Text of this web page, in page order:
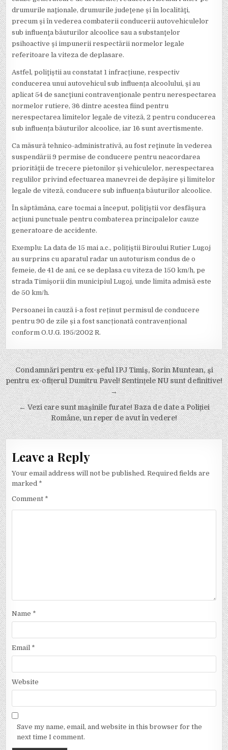
drumurile naţionale, drumurile judeţene şi în localităţi,
precum şi în vederea combaterii conducerii autovehiculelor
sub influenţa băuturilor alcoolice sau a substanţelor
psihoactive şi impunerii respectării normelor legale
referitoare la viteza de deplasare.
Astfel, poliţiştii au constatat 1 infracțiune, respectiv
conducerea unui autovehicul sub influența alcoolului, și au
aplicat 54 de sancţiuni contravenţionale pentru nerespectarea
normelor rutiere, 36 dintre acestea fiind pentru
nerespectarea limitelor legale de viteză, 2 pentru conducerea
sub influența băuturilor alcoolice, iar 16 sunt avertismente.
Ca măsură tehnico-administrativă, au fost reţinute în vederea
suspendării 9 permise de conducere pentru neacordarea
priorităţii de trecere pietonilor şi vehiculelor, nerespectarea
regulilor privind efectuarea manevrei de depăşire şi limitelor
legale de viteză, conducere sub influența băuturilor alcoolice.
În săptămâna, care tocmai a început, poliţiştii vor desfăşura
acţiuni punctuale pentru combaterea principalelor cauze
generatoare de accidente.
Exemplu: La data de 15 mai a.c., polițiștii Biroului Rutier Lugoj
au surprins cu aparatul radar un autoturism condus de o
femeie, de 41 de ani, ce se deplasa cu viteza de 150 km/h, pe
strada Timișorii din municipiul Lugoj, unde limita admisă este
de 50 km/h.
Persoanei în cauză i-a fost reținut permisul de conducere
pentru 90 de zile și a fost sancționată contravențional
conform O.U.G. 195/2002 R.
Post
navigation
Condamnări pentru ex-șeful IPJ Timiș, Sorin Muntean, și
pentru ex-ofițerul Dumitru Pavel! Sentințele NU sunt definitive!
→
← Vezi care sunt mașinile furate! Baza de date a Poliției
Române, un reper de avut în vedere!
Leave a Reply
Your email address will not be published. Required fields are
marked *
Comment *
Name *
Email *
Website
Save my name, email, and website in this browser for the
next time I comment.